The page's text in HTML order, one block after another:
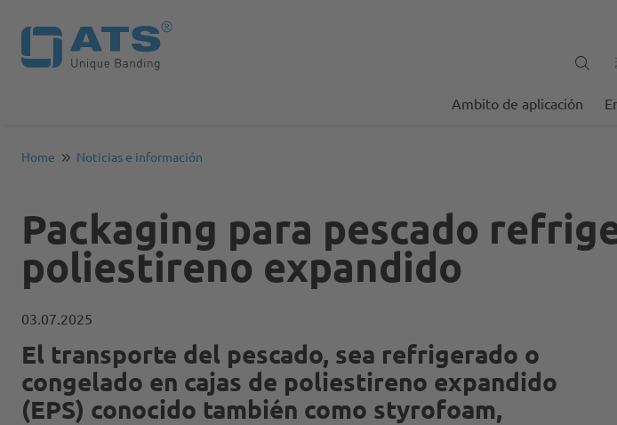
Ambito de aplicación
Home Noticias e información
Packaging para pescado
poliestireno expandido
03.07.2025
El transporte del pescado, sea refrigerado o
congelado en cajas de poliestireno expandido
(EPS) conocido también como styrofoam,